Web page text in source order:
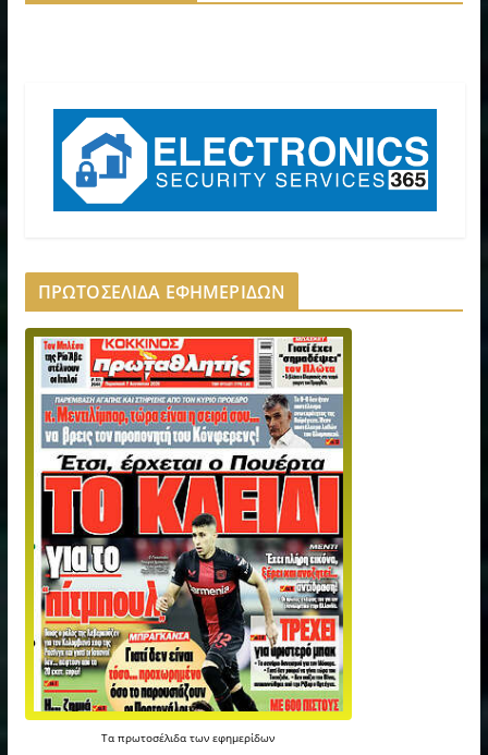
ΠΡΩΤΟΣΕΛΙΔΑ ΕΦΗΜΕΡΙΔΩΝ
Ταπρωτοσέλιδατωνεφημερίδων